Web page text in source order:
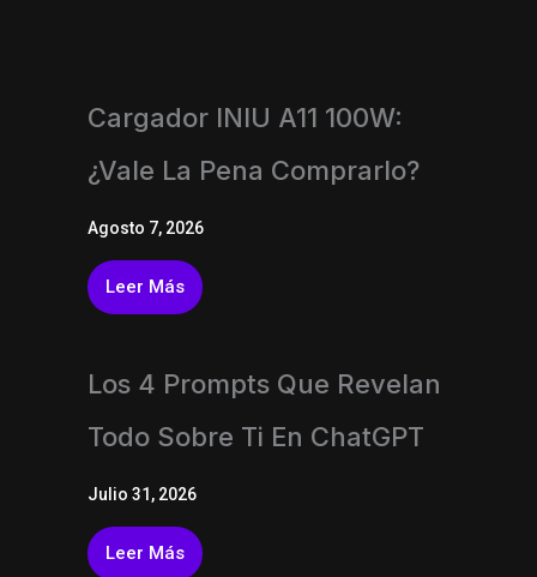
Cargador INIU A11 100W:
¿vale La Pena Comprarlo?
Agosto 7, 2026
Leer Más
Los 4 Prompts Que Revelan
Todo Sobre Ti En ChatGPT
Julio 31, 2026
Leer Más